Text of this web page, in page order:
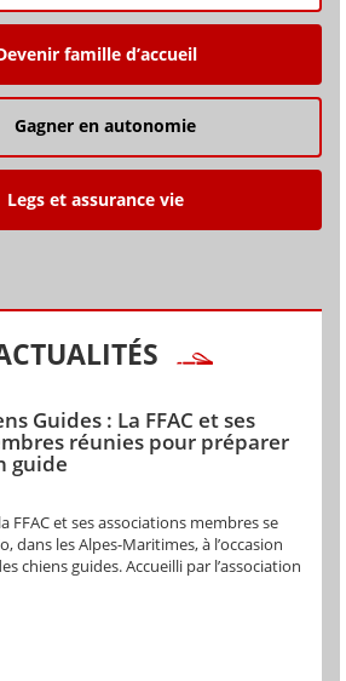
famille d’accueil
Gagner en autonomie
Legs et assurance vie
Guides : La FFAC et ses
réunies pour préparer
guide
FFAC et ses associations membres se
dans les Alpes-Maritimes, à l’occasion
chiens guides. Accueilli par l’association